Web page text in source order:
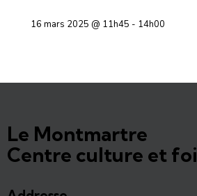
16 mars 2025 @ 11h45 - 14h00
Le Montmartre
Centre culture et foi